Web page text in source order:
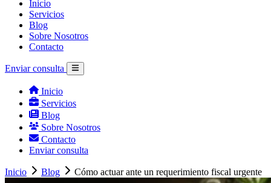
Inicio
Servicios
Blog
Sobre Nosotros
Contacto
Enviar consulta
Inicio
Servicios
Blog
Sobre Nosotros
Contacto
Enviar consulta
Inicio Blog Cómo actuar ante un requerimiento fiscal urgente